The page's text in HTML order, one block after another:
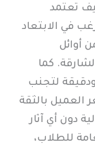
تعتمد
في الابتعاد
أوائل
كما
لتجنب
بالثقة
دون أي آثار
للطلاب،